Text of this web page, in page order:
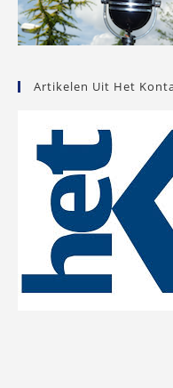
Artikelen Uit Het